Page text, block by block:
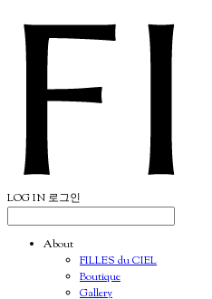
LOG IN 로그인
About
FILLES du CIEL
Boutique
Gallery